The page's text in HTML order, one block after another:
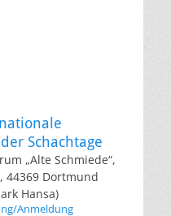
Schachtage
„Alte Schmiede“,
44369 Dortmund
Hansa)
Anmeldung